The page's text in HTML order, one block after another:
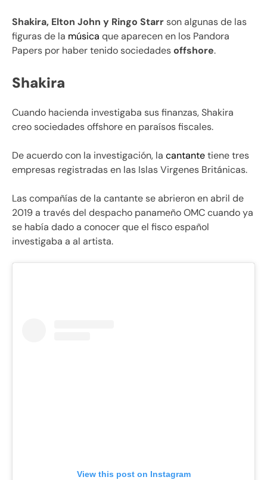
Shakira, Elton John y Ringo Starrson algunas de las
figuras de la música que aparecen en los Pandora
Papers por haber tenido sociedadesoffshore.
Shakira
Cuando hacienda investigaba sus finanzas, Shakira
creo sociedades offshore en paraísos fiscales.
De acuerdo con la investigación, la cantantetiene tres
empresas registradas en las Islas Virgenes Británicas.
Las compañías de la cantante se abrieron en abril de
2019 a través del despacho panameño OMC cuando ya
se había dado a conocer que el fisco español
investigaba a al artista.
View this post on Instagram